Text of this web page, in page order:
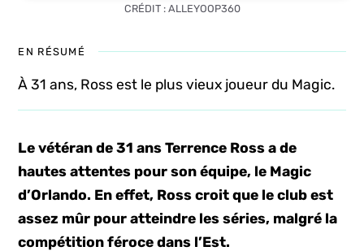
CRÉDIT : ALLEYOOP360
EN RÉSUMÉ
À 31 ans, Ross est le plus vieux joueur du Magic.
Le vétéran de 31 ans Terrence Ross a de
hautes attentes pour son équipe, le Magic
d’Orlando. En effet, Ross croit que le club est
assez mûr pour atteindre les séries, malgré la
compétition féroce dans l’Est.